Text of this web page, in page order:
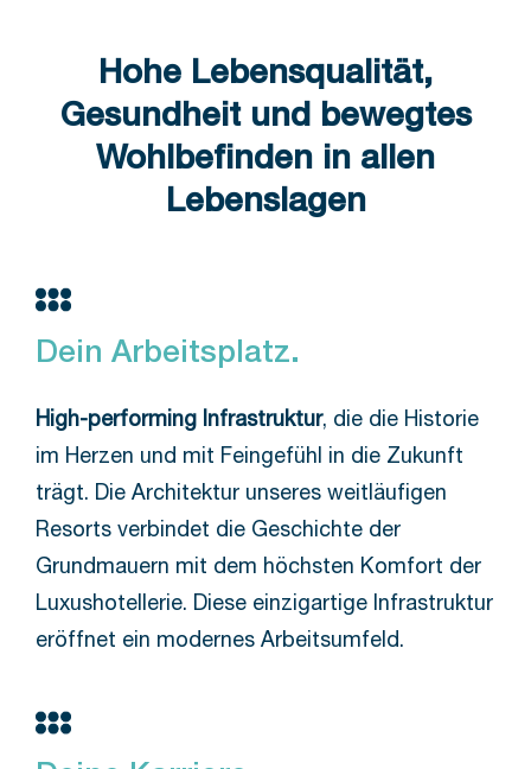
Hohe Lebensqualität,
Gesundheit und bewegtes
Wohlbefinden in allen
Lebenslagen
Dein Arbeitsplatz.
High-performing Infrastruktur, die die Historie
im Herzen und mit Feingefühl in die Zukunft
trägt. Die Architektur unseres weitläufigen
Resorts verbindet die Geschichte der
Grundmauern mit dem höchsten Komfort der
Luxushotellerie. Diese einzigartige Infrastruktur
eröffnet ein modernes Arbeitsumfeld.